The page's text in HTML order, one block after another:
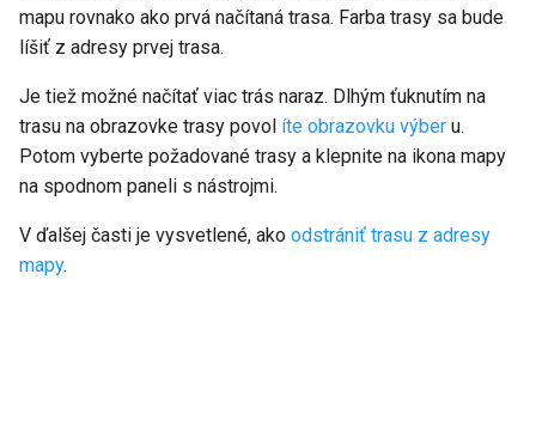
mapu rovnako ako prvá načítaná trasa. Farba trasy sa bude
líšiť z adresy prvej trasa.
Je tiež možné načítať viac trás naraz. Dlhým ťuknutím na
trasu na obrazovke trasy povol íte obrazovku výber u.
Potom vyberte požadované trasy a klepnite na ikona mapy
na spodnom paneli s nástrojmi.
V ďalšej časti je vysvetlené, ako odstrániť trasu z adresy
mapy.